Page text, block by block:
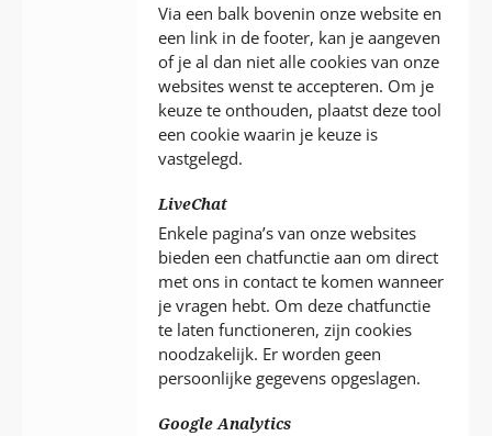
Via een balk bovenin onze website en
een link in de footer, kan je aangeven
of je al dan niet alle cookies van onze
websites wenst te accepteren. Om je
keuze te onthouden, plaatst deze tool
een cookie waarin je keuze is
vastgelegd.
LiveChat
Enkele pagina’s van onze websites
bieden een chatfunctie aan om direct
met ons in contact te komen wanneer
je vragen hebt. Om deze chatfunctie
te laten functioneren, zijn cookies
noodzakelijk. Er worden geen
persoonlijke gegevens opgeslagen.
Google Analytics